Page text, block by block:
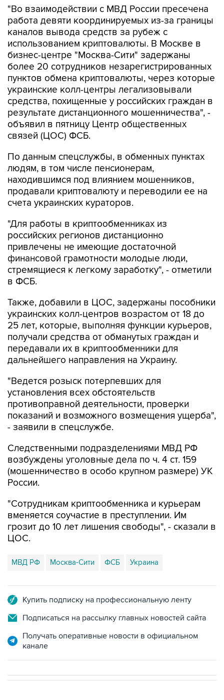
"Во взаимодействии с МВД России пресечена
работа девяти координируемых из-за границы
каналов вывода средств за рубеж с
использованием криптовалюты. В Москве в
бизнес-центре "Москва-Сити" задержаны
более 20 сотрудников незарегистрированных
пунктов обмена криптовалюты, через которые
украинские колл-центры легализовывали
средства, похищенные у российских граждан в
результате дистанционного мошенничества", -
объявил в пятницу Центр общественных
связей (ЦОС) ФСБ.
По данным спецслужбы, в обменных пунктах
людям, в том числе пенсионерам,
находившимся под влиянием мошенников,
продавали криптовалюту и переводили ее на
счета украинских кураторов.
"Для работы в криптообменниках из
российских регионов дистанционно
привлечены не имеющие достаточной
финансовой грамотности молодые люди,
стремящиеся к легкому заработку", - отметили
в ФСБ.
Также, добавили в ЦОС, задержаны пособники
украинских колл-центров возрастом от 18 до
25 лет, которые, выполняя функции курьеров,
получали средства от обманутых граждан и
передавали их в криптообменники для
дальнейшего направления на Украину.
"Ведется розыск потерпевших для
установления всех обстоятельств
противоправной деятельности, проверки
показаний и возможного возмещения ущерба",
- заявили в спецслужбе.
Следственными подразделениями МВД РФ
возбуждены уголовные дела по ч. 4 ст. 159
(мошенничество в особо крупном размере) УК
России.
"Сотрудникам криптообменника и курьерам
вменяется соучастие в преступлении. Им
грозит до 10 лет лишения свободы", - сказали в
ЦОС.
МВД РФ Москва-Сити ФСБ Украина
Купить подписку на профессиональную ленту
Подписаться на рассылку главных новостей сайта
Получать оперативные новости в официальном
канале